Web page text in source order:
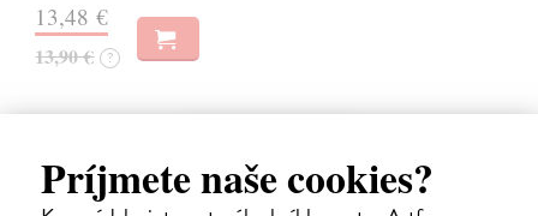
Príjmete naše cookies?
13,48 €
13,90 € ?